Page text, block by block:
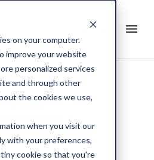
on your computer.
improve your website
personalized services
and through other
the cookies we use,
when you visit our
with your preferences,
cookie so that you're
menu
search